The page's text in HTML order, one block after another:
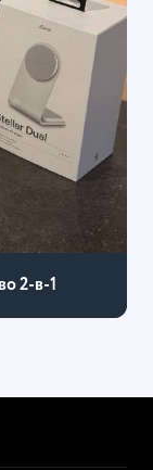
2-в-1